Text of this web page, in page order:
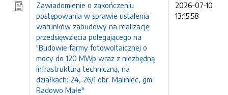
Zawiadomienie o zakończeniu
postępowania w sprawie ustalenia
warunków zabudowy na realizację
przedsięwzięcia polegającego na
"Budowie farmy fotowoltaicznej o
mocy do 120 MWp wraz z niezbędną
infrastrukturą techniczną, na
działkach: 24, 26/1 obr. Maliniec, gm.
Radowo Małe"
2026-07-10
13:15:58